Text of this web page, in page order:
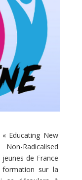
Educating New
Radicalised
de France
sur la